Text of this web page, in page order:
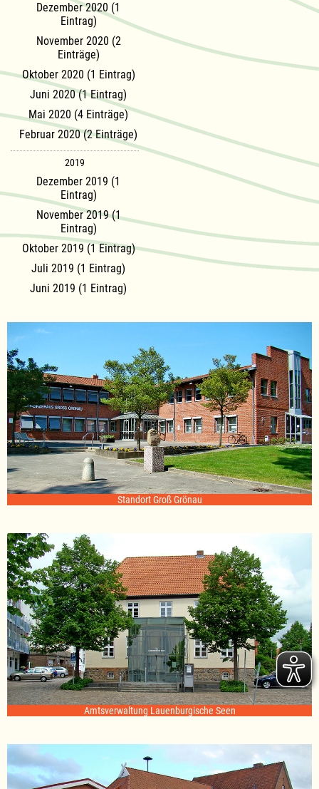
Dezember 2020 (1
Eintrag)
November 2020 (2
Einträge)
Oktober 2020 (1 Eintrag)
Juni 2020 (1 Eintrag)
Mai 2020 (4 Einträge)
Februar 2020 (2 Einträge)
2019
Dezember 2019 (1
Eintrag)
November 2019 (1
Eintrag)
Oktober 2019 (1 Eintrag)
Juli 2019 (1 Eintrag)
Juni 2019 (1 Eintrag)
Standort Groß Grönau
Amtsverwaltung Lauenburgische Seen